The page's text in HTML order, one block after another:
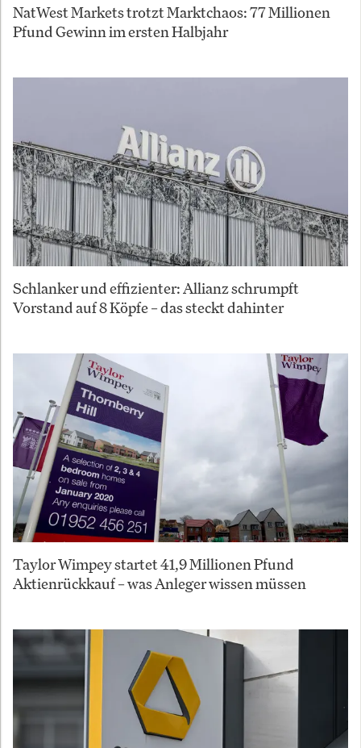
NatWest Markets trotzt Marktchaos: 77 Millionen
Pfund Gewinn im ersten Halbjahr
Schlanker und effizienter: Allianz schrumpft
Vorstand auf 8 Köpfe – das steckt dahinter
Taylor Wimpey startet 41,9 Millionen Pfund
Aktienrückkauf – was Anleger wissen müssen